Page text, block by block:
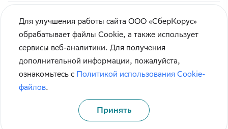
Чтобы вам было удобнее пользоваться сайтом, мы
используемcookie-файлы.
Оставаясь на сайте, вы соглашаетесь сполитикой
их применения.
Принять
© СберКорус 2004-2026
Санкт-Петербург, наб. Обводного канала, 60А
Кибербезопасность
Правила использования сайта
Карта сайта
Для улучшения работы сайта ООО «СберКорус»
обрабатывает файлы Cookie, а также использует
сервисы веб-аналитики. Для получения
дополнительной информации, пожалуйста,
ознакомьтесь с Политикой использования Cookie-
файлов.
Принять